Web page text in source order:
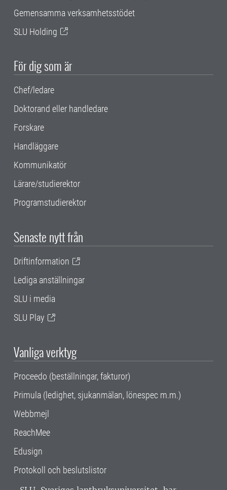
Gemensamma verksamhetsstödet
SLU Holding
För dig som är
Chef/ledare
Doktorand eller handledare
Forskare
Handläggare
Kommunikatör
Lärare/studierektor
Programstudierektor
Senaste nytt från
Driftinformation
Lediga anställningar
SLU i media
SLU Play
Vanliga verktyg
Proceedo (beställningar, fakturor)
Primula (ledighet, sjukanmälan, lönespec m.m.)
Webbmejl
ReachMee
Edusign
Protokoll och beslutslistor